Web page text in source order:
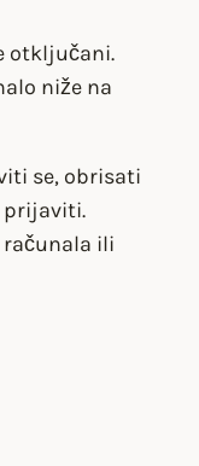
otključani.
niže na
se, obrisati
prijaviti.
ili